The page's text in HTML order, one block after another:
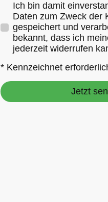
Ich bin damit
Daten zum Zweck der
gespeichert und
bekannt, dass ich
jederzeit widerrufen
* Kennzeichnet
Jetzt